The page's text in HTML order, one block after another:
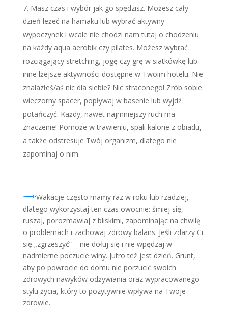
Masz czas i wybór jak go spędzisz. Możesz cały
dzień leżeć na hamaku lub wybrać aktywny
wypoczynek i wcale nie chodzi nam tutaj o chodzeniu
na każdy aqua aerobik czy pilates. Możesz wybrać
rozciągający stretching, jogę czy grę w siatkówkę lub
inne lżejsze aktywności dostępne w Twoim hotelu. Nie
znalazłeś/aś nic dla siebie? Nic straconego! Zrób sobie
wieczorny spacer, popływaj w basenie lub wyjdź
potańczyć. Każdy, nawet najmniejszy ruch ma
znaczenie! Pomoże w trawieniu, spali kalorie z obiadu,
a także odstresuje Twój organizm, dlatego nie
zapominaj o nim.
Wakacje często mamy raz w roku lub rzadziej,
dlatego wykorzystaj ten czas owocnie: śmiej się,
ruszaj, porozmawiaj z bliskimi, zapominając na chwilę
o problemach i zachowaj zdrowy balans. Jeśli zdarzy Ci
się „zgrzeszyć” – nie dołuj się i nie wpędzaj w
nadmierne poczucie winy. Jutro też jest dzień. Grunt,
aby po powrocie do domu nie porzucić swoich
zdrowych nawyków odżywiania oraz wypracowanego
stylu życia, który to pozytywnie wpływa na Twoje
zdrowie.